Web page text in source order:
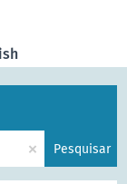
× Pesquisar